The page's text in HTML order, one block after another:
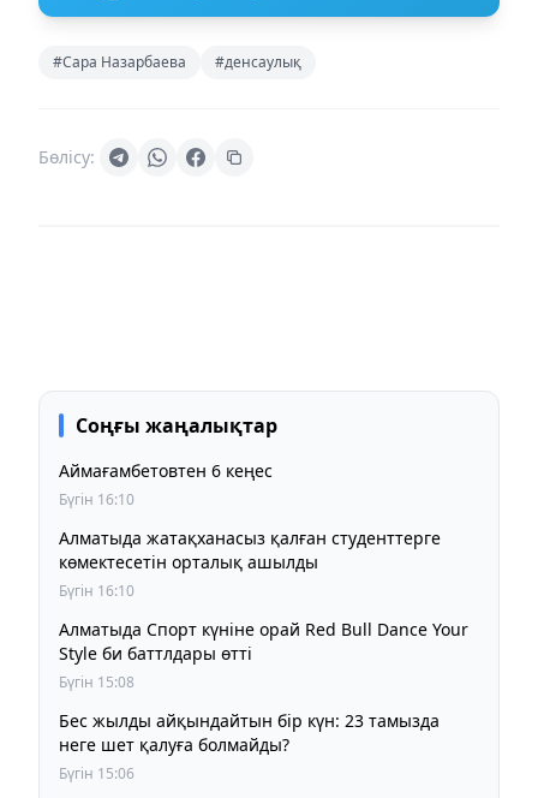
#Сара Назарбаева #денсаулық
Бөлісу:
Соңғы жаңалықтар
Аймағамбетовтен 6 кеңес
Бүгін 16:10
Алматыда жатақханасыз қалған студенттерге
көмектесетін орталық ашылды
Бүгін 16:10
Алматыда Спорт күніне орай Red Bull Dance Your
Style би баттлдары өтті
Бүгін 15:08
Бес жылды айқындайтын бір күн: 23 тамызда
неге шет қалуға болмайды?
Бүгін 15:06